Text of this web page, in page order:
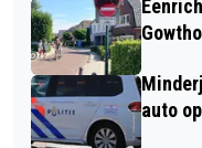
auto